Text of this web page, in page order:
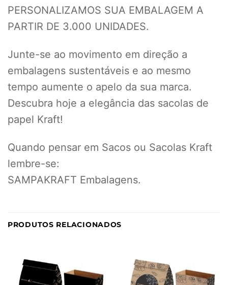
PERSONALIZAMOS SUA EMBALAGEM A
PARTIR DE 3.000 UNIDADES.
Junte-se ao movimento em direção a
embalagens sustentáveis e ao mesmo
tempo aumente o apelo da sua marca.
Descubra hoje a elegância das sacolas de
papel Kraft!
Quando pensar em Sacos ou Sacolas Kraft
lembre-se:
SAMPAKRAFT Embalagens.
PRODUTOS RELACIONADOS